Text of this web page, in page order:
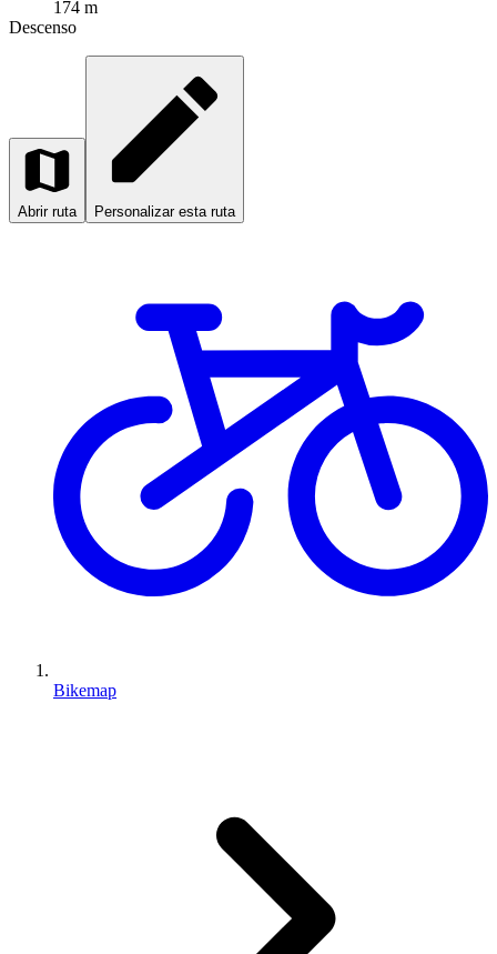
174 m
Descenso
Abrir ruta Personalizar esta ruta
Bikemap